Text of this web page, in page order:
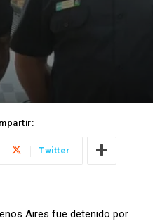
Twitter
Aires fue detenido por